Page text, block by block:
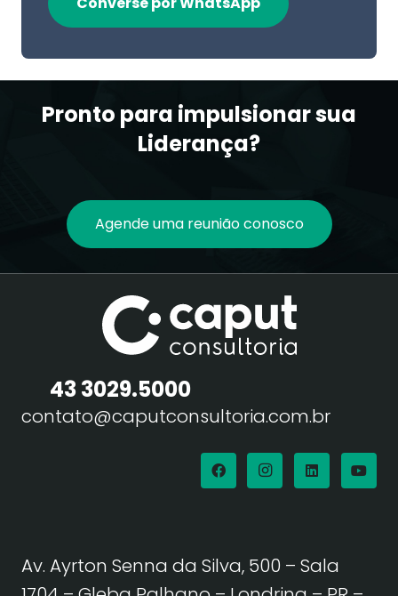
Pronto para impulsionar sua
Liderança?
Agende uma reunião conosco
43 3029.5000
contato@caputconsultoria.com.br
Av. Ayrton Senna da Silva, 500 – Sala